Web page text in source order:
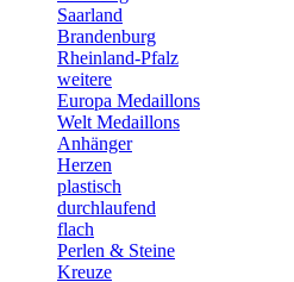
Saarland
Brandenburg
Rheinland-Pfalz
weitere
Europa Medaillons
Welt Medaillons
Anhänger
Herzen
plastisch
durchlaufend
flach
Perlen & Steine
Kreuze